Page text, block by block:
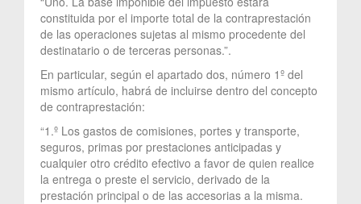
constituida por el importe total de la contraprestación
de las operaciones sujetas al mismo procedente del
destinatario o de terceras personas.”.
En particular, según el apartado dos, número 1º del
mismo artículo, habrá de incluirse dentro del concepto
de contraprestación:
“1.º Los gastos de comisiones, portes y transporte,
seguros, primas por prestaciones anticipadas y
cualquier otro crédito efectivo a favor de quien realice
la entrega o preste el servicio, derivado de la
prestación principal o de las accesorias a la misma.